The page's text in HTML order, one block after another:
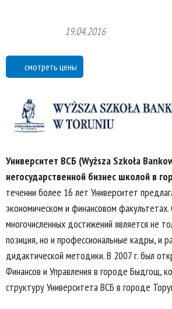
19.04.2016
смотреть цены
Университет ВСБ (Wyższa Szkoła
негосударственной бизнес школой в
течении более 16 лет Университет
экономическом и финансовом
многочисленных достижений является не
позиция, но и профессиональные кадры, и
дидактической методики. В 2007 г. был
Финансов и Управления в городе Быдгощ,
структуру Университета ВСБ в городе